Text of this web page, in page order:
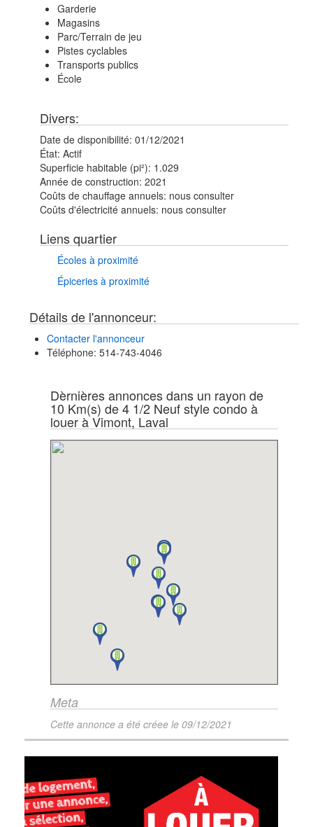
Garderie
Magasins
Parc/Terrain de jeu
Pistes cyclables
Transports publics
École
Divers:
Date de disponibilité: 01/12/2021
État: Actif
Superficie habitable (pi²): 1.029
Année de construction: 2021
Coûts de chauffage annuels: nous consulter
Coûts d'électricité annuels: nous consulter
Liens quartier
Écoles à proximité
Épiceries à proximité
Détails de l'annonceur:
Contacter l'annonceur
Téléphone: 514-743-4046
Dèrnières annonces dans un rayon de
10 Km(s) de 4 1/2 Neuf style condo à
louer à Vimont, Laval
Meta
Cette annonce a été créee le 09/12/2021